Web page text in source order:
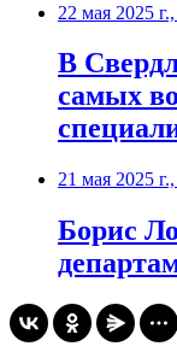
22 мая 2025
В
самых
21 мая 2025
Борис